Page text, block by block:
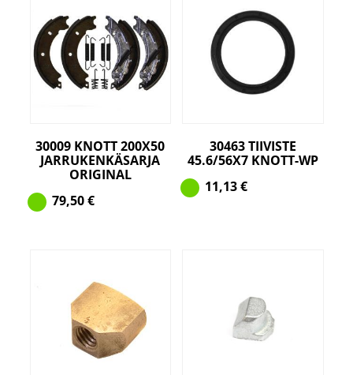
30009 KNOTT 200X50
JARRUKENKÄSARJA
ORIGINAL
79,50€
30463 TIIVISTE
45.6/56X7 KNOTT-WP
11,13€